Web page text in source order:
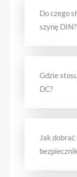
Do czego
szynę DIN?
Gdzie
DC?
Jak